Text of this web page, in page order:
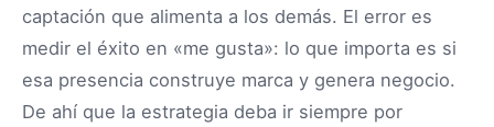
captación que alimenta a los demás. El error es
medir el éxito en «me gusta»: lo que importa es si
esa presencia construye marca y genera negocio.
De ahí que la estrategia deba ir siempre por